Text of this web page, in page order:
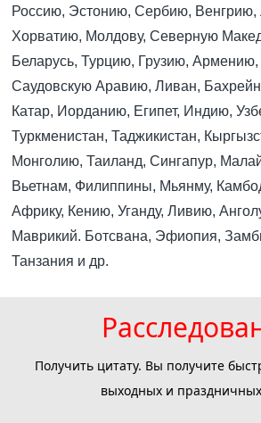
Россию, Эстонию, Сербию, Венгрию,
Хорватию, Молдову, Северную
Беларусь, Турцию, Грузию,
Саудовскую Аравию, Ливан,
Катар, Иорданию, Египет, Индию,
Туркменистан, Таджикистан,
Монголию, Таиланд, Сингапур,
Вьетнам, Филиппины, Мьянму,
Африку, Кению, Уганду, Ливию,
Маврикий. Ботсвана, Эфиопия,
Танзания и др.
Получить цитату. Вы получите
выходных и